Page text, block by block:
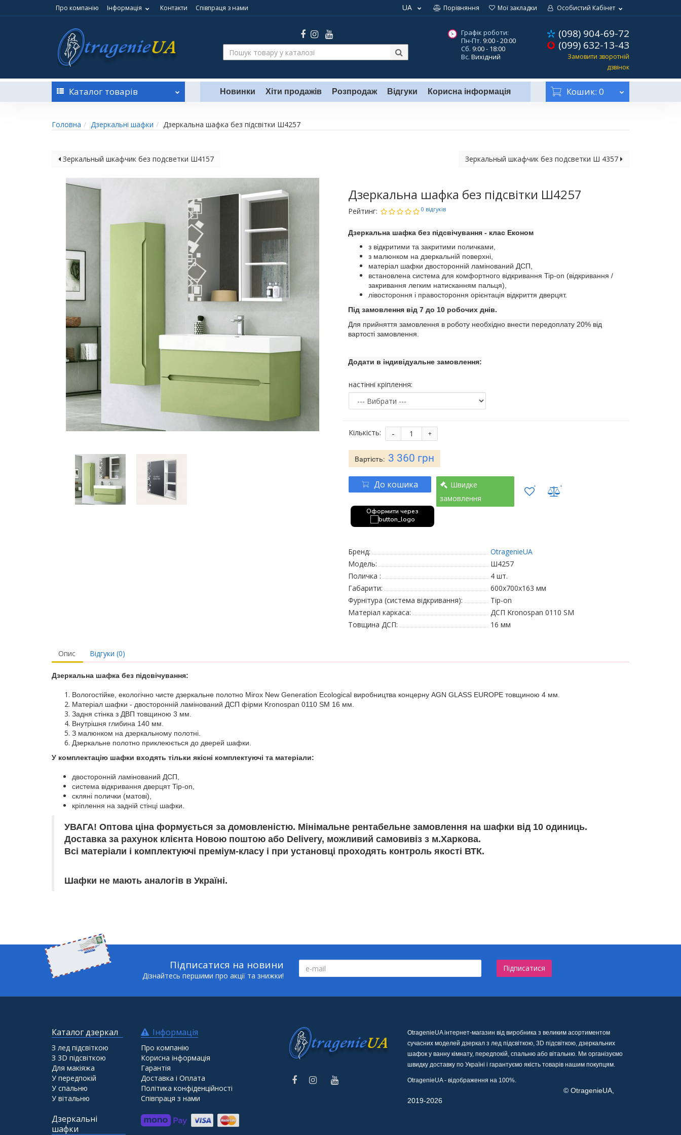
Про компанію Інформація Контакти Співпраця з нами UA Порівняння Мої закладки Особистий Кабінет
Графік роботи:
Пн-Пт. 9:00 - 20:00
Сб. 9:00 - 18:00
Вс. Вихідний
(098) 904-69-72
(099) 632-13-43
Замовити зворотній
дзвінок
Каталог товарів Новинки Хіти продажів Розпродаж Відгуки Корисна інформація Кошик: 0
Головна Дзеркальні шафки Дзеркальна шафка без підсвітки Ш4257
Зеркальный шкафчик без подсветки Ш4157 Зеркальный шкафчик без подсветки Ш 4357
Дзеркальна шафка без підсвітки Ш4257
Рейтинг: 0 відгуків
Дзеркальна шафка без підсвічування - клас Економ
з відкритими та закритими поличками,
з малюнком на дзеркальній поверхні,
матеріал шафки двосторонній ламінований ДСП,
встановлена система для комфортного відкривання Tip-on (відкривання /
закривання легким натисканням пальця),
лівостороння і правостороння орієнтація відкриття дверцят.
Під замовлення від 7 до 10 робочих днів.
Для прийняття замовлення в роботу необхідно внести передоплату 20% від
вартості замовлення.
Додати в індивідуальне замовлення:
настінні кріплення:
Кількість: +
-
Вартість: 3 360 грн
До кошика
Оформити через
Швидке
замовлення
Бренд:
OtragenieUA
Модель:
Ш4257
Поличка :
4 шт.
Габарити:
600х700х163 мм
Фурнітура (система відкривання):
Tip-on
Матеріал каркаса:
ДСП Kronospan 0110 SM
Товщина ДСП:
16 мм
Опис Відгуки (0)
Дзеркальна шафка без підсвічування:
Вологостійке, екологічно чисте дзеркальне полотно Mirox New Generation Ecological виробництва концерну AGN GLASS EUROPE товщиною 4 мм.
Матеріал шафки - двосторонній ламінований ДСП фірми Kronospan 0110 SM 16 мм.
Задня стінка з ДВП товщиною 3 мм.
Внутрішня глибина 140 мм.
З малюнком на дзеркальному полотні.
Дзеркальне полотно приклеюється до дверей шафки.
У комплектацію шафки входять тільки якісні комплектуючі та матеріали:
двосторонній ламінований ДСП,
система відкривання дверцят Tip-on,
скляні полички (матові),
кріплення на задній стінці шафки.
УВАГА! Оптова ціна формується за домовленістю. Мінімальне рентабельне замовлення на шафки від 10 одиниць.
Доставка за рахунок клієнта Новою поштою або Delivery, можливий самовивіз з м.Харкова.
Всі матеріали і комплектуючі преміум-класу і при установці проходять контроль якості ВТК.
Шафки не мають аналогів в Україні.
Підписатися на новини
Дізнайтесь першими про акції та знижки!
Підписатися
Каталог дзеркал
З лед підсвіткою
З 3D підсвіткою
Для макіяжа
У передпокій
У спальню
У вітальню
Дзеркальні
шафки
Інформація
Про компанію
Корисна інформація
Гарантія
Доставка і Оплата
Політика конфіденційності
Співпраця з нами
OtragenieUA інтернет-магазин від виробника з великим асортиментом
сучасних моделей дзеркал з лед підсвіткою, 3D підсвіткою, дзеркальних
шафок у ванну кімнату, передпокій, спальню або вітальню. Ми організуємо
швидку доставку по Україні і гарантуємо якість товарів нашим покупцям.
OtragenieUA - відображення на 100%.
© OtragenieUA,
2019-2026